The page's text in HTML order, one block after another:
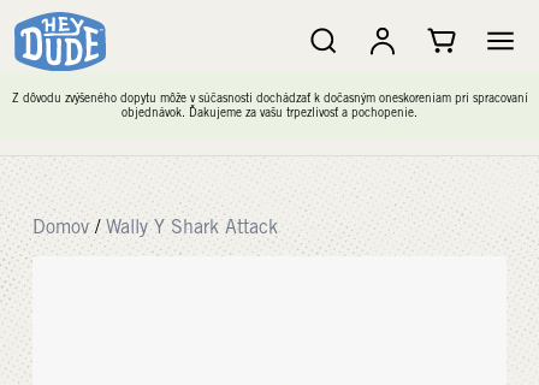
Z dôvodu zvýšeného dopytu môže v súčasnosti dochádzať k dočasným oneskoreniam pri spracovaní
objednávok. Ďakujeme za vašu trpezlivosť a pochopenie.
Domov / Wally Y Shark Attack